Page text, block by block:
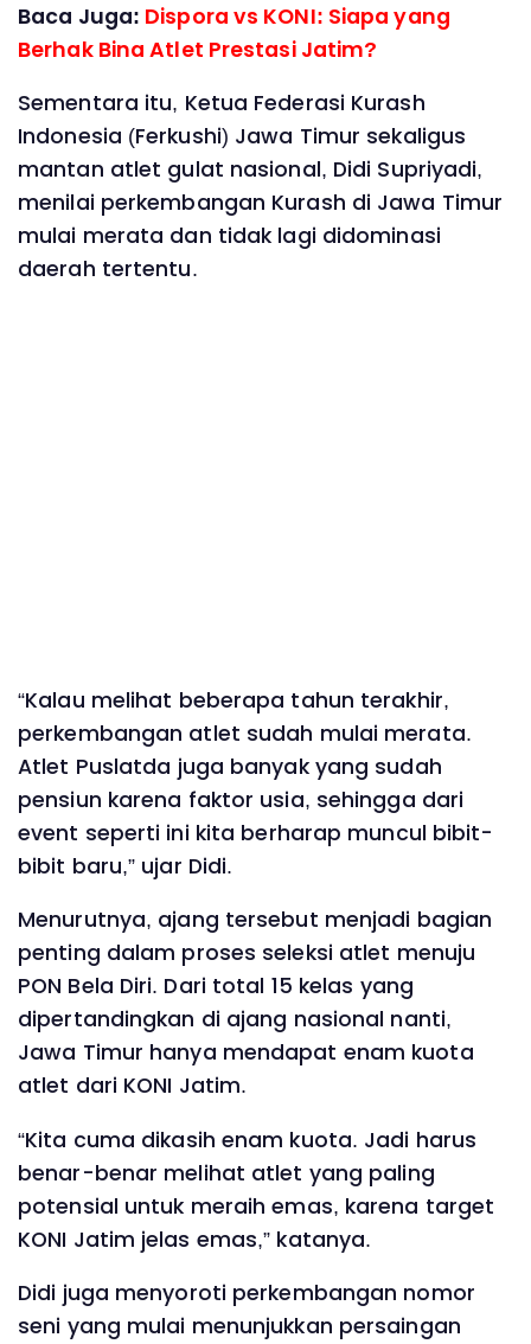
Baca Juga: Dispora vs KONI: Siapa yang
Berhak Bina Atlet Prestasi Jatim?
Sementara itu, Ketua Federasi Kurash
Indonesia (Ferkushi) Jawa Timur sekaligus
mantan atlet gulat nasional, Didi Supriyadi,
menilai perkembangan Kurash di Jawa Timur
mulai merata dan tidak lagi didominasi
daerah tertentu.
“Kalau melihat beberapa tahun terakhir,
perkembangan atlet sudah mulai merata.
Atlet Puslatda juga banyak yang sudah
pensiun karena faktor usia, sehingga dari
event seperti ini kita berharap muncul bibit-
bibit baru,” ujar Didi.
Menurutnya, ajang tersebut menjadi bagian
penting dalam proses seleksi atlet menuju
PON Bela Diri. Dari total 15 kelas yang
dipertandingkan di ajang nasional nanti,
Jawa Timur hanya mendapat enam kuota
atlet dari KONI Jatim.
“Kita cuma dikasih enam kuota. Jadi harus
benar-benar melihat atlet yang paling
potensial untuk meraih emas, karena target
KONI Jatim jelas emas,” katanya.
Didi juga menyoroti perkembangan nomor
seni yang mulai menunjukkan persaingan